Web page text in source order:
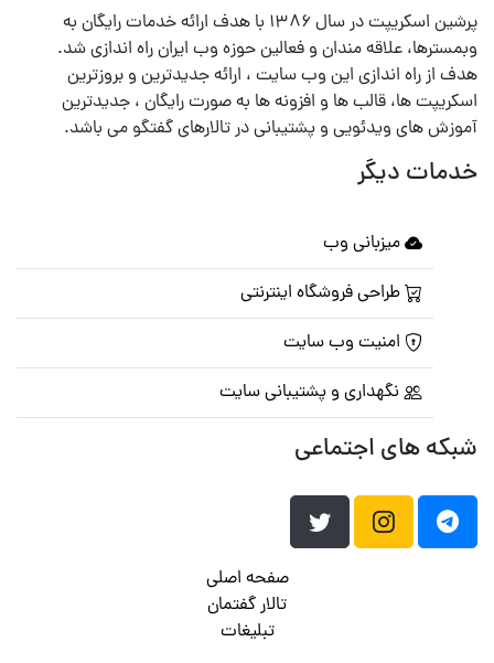
پرشین اسکریپت در سال ۱۳۸۶ با هدف ارائه خدمات رایگان به
وبمسترها، علاقه مندان و فعالین حوزه وب ایران راه اندازی شد.
هدف از راه اندازی این وب سایت ، ارائه جدیدترین و بروزترین
اسکریپت ها، قالب ها و افزونه ها به صورت رایگان ، جدیدترین
آموزش های ویدئویی و پشتیبانی در تالارهای گفتگو می باشد.
خدمات دیگر
میزبانی وب
طراحی فروشگاه اینترنتی
امنیت وب سایت
نگهداری و پشتیبانی سایت
شبکه های اجتماعی
صفحه اصلی
تالار گفتمان
تبلیغات